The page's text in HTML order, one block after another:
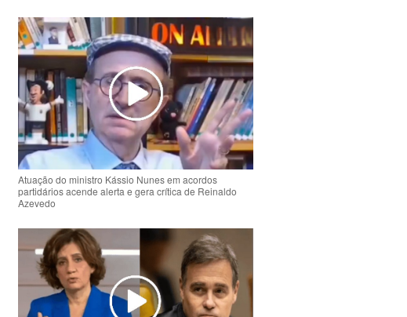
Atuação do ministro Kássio Nunes em acordos
partidários acende alerta e gera crítica de Reinaldo
Azevedo